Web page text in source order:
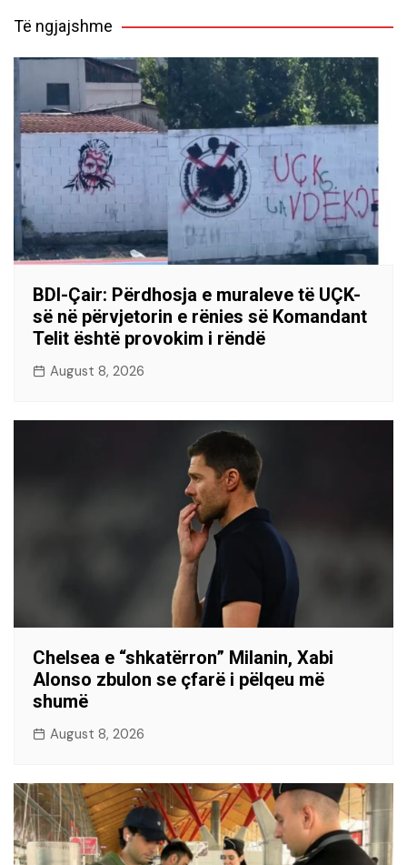
Të ngjajshme
BDI-Çair: Përdhosja e muraleve të UÇK-
së në përvjetorin e rënies së Komandant
Telit është provokim i rëndë
August 8, 2026
Chelsea e “shkatërron” Milanin, Xabi
Alonso zbulon se çfarë i pëlqeu më
shumë
August 8, 2026